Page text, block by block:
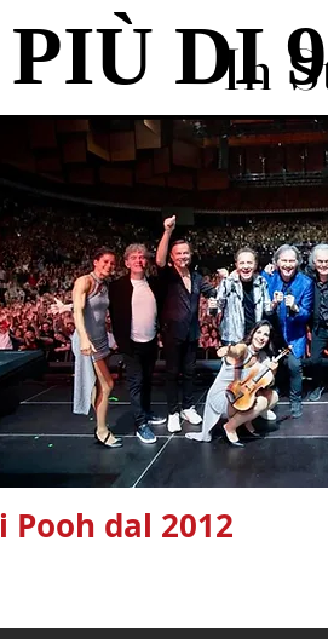
In
In
i Pooh dal 2012